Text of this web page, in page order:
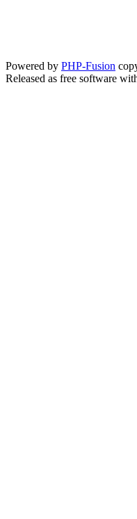
Powered by PHP-Fusion
Released as free software